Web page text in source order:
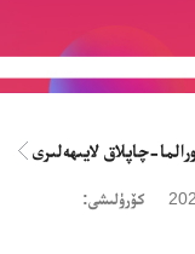
چاپلاق لايىھەلىرى
كۆرۈلىشى: